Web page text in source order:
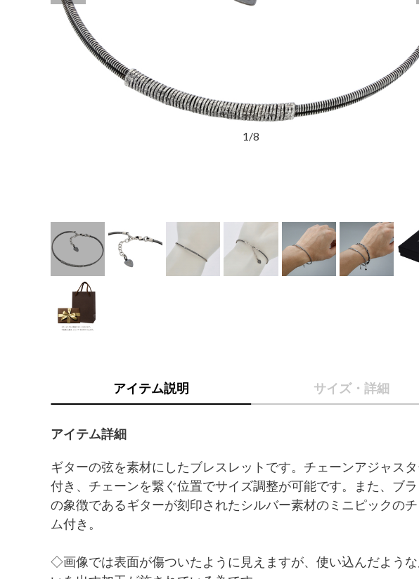
1/8
アイテム説明 サイズ・詳細
アイテム詳細
ギターの弦を素材にしたブレスレットです。チェーンアジャス
付き、チェーンを繋ぐ位置でサイズ調整が可能です。また、ブ
の象徴であるギターが刻印されたシルバー素材のミニピックの
ム付き。
◇画像では表面が傷ついたように見えますが、使い込んだよう